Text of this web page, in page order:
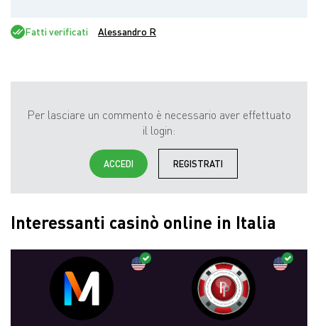
Fatti verificati Alessandro R
Per lasciare un commento è necessario aver effettuato
il login:
ACCEDI REGISTRATI
Interessanti casinò online in Italia